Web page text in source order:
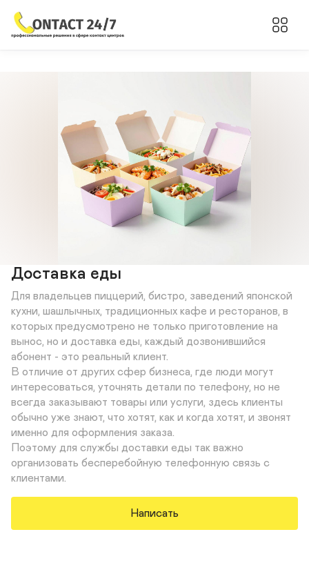
Доставка еды
Для владельцев пиццерий, бистро, заведений японской
кухни, шашлычных, традиционных кафе и ресторанов, в
которых предусмотрено не только приготовление на
вынос, но и доставка еды, каждый дозвонившийся
абонент - это реальный клиент.
В отличие от других сфер бизнеса, где люди могут
интересоваться, уточнять детали по телефону, но не
всегда заказывают товары или услуги, здесь клиенты
обычно уже знают, что хотят, как и когда хотят, и звонят
именно для оформления заказа.
Поэтому для службы доставки еды так важно
организовать бесперебойную телефонную связь с
клиентами.
Написать